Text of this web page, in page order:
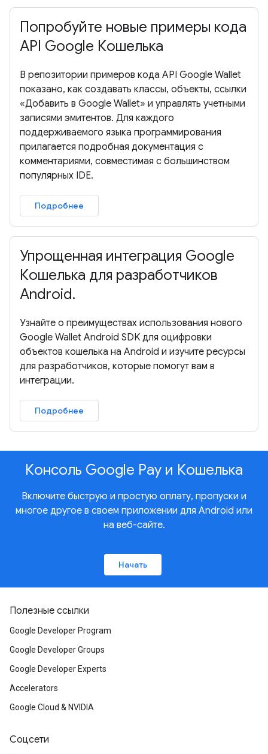
Попробуйте новые примеры кода
API Google Кошелька
В репозитории примеров кода API Google Wallet
показано, как создавать классы, объекты, ссылки
«Добавить в Google Wallet» и управлять учетными
записями эмитентов. Для каждого
поддерживаемого языка программирования
прилагается подробная документация с
комментариями, совместимая с большинством
популярных IDE.
Подробнее
Упрощенная интеграция Google
Кошелька для разработчиков
Android.
Узнайте о преимуществах использования нового
Google Wallet Android SDK для оцифровки
объектов кошелька на Android и изучите ресурсы
для разработчиков, которые помогут вам в
интеграции.
Подробнее
Консоль Google Pay и Кошелька
Включите быструю и простую оплату, пропуски и
многое другое в своем приложении для Android или
на веб-сайте.
Начать
Полезные ссылки
Google Developer Program
Google Developer Groups
Google Developer Experts
Accelerators
Google Cloud & NVIDIA
Соцсети